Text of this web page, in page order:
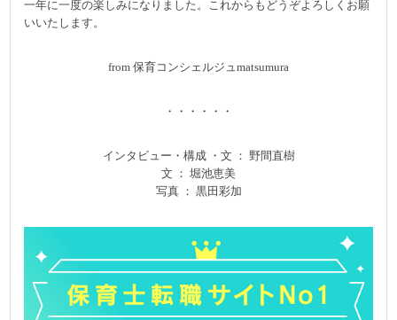
一年に一度の楽しみになりました。これからもどうぞよろしくお願
いいたします。
from 保育コンシェルジュmatsumura
・・・・・・
インタビュー・構成 ・文 ： 野間直樹
文 ： 堀池恵美
写真 ： 黒田彩加